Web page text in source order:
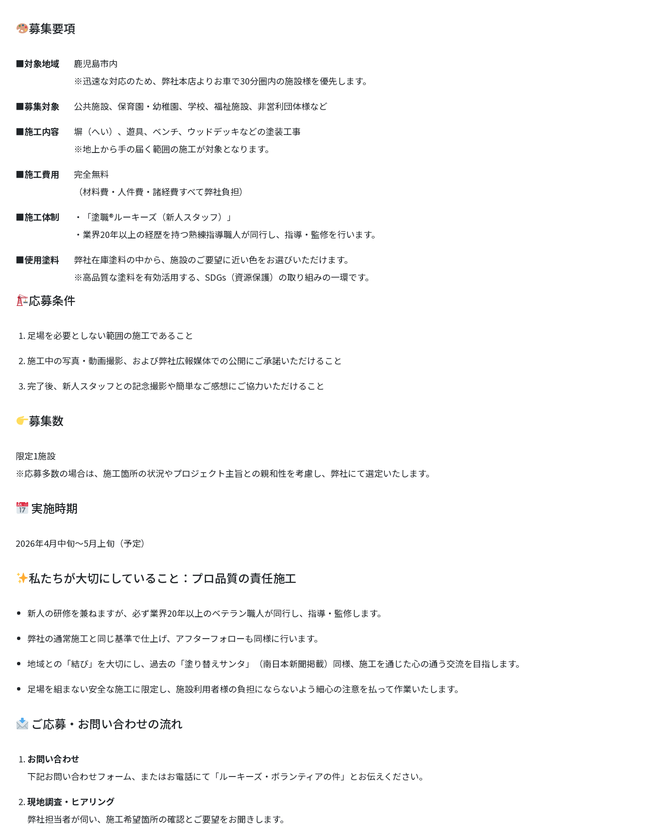
募集要項
■対象地域
鹿児島市内
※迅速な対応のため、弊社本店よりお車で30分圏内の施設様を優先します。
■募集対象
公共施設、保育園・幼稚園、学校、福祉施設、非営利団体様など
■施工内容
塀（へい）、遊具、ベンチ、ウッドデッキなどの塗装工事
※地上から手の届く範囲の施工が対象となります。
■施工費用
完全無料
（材料費・人件費・諸経費すべて弊社負担）
■施工体制
・「塗職®ルーキーズ（新人スタッフ）」
・業界20年以上の経歴を持つ熟練指導職人が同行し、指導・監修を行います。
■使用塗料
弊社在庫塗料の中から、施設のご要望に近い色をお選びいただけます。
※高品質な塗料を有効活用する、SDGs（資源保護）の取り組みの一環です。
応募条件
足場を必要としない範囲の施工であること
施工中の写真・動画撮影、および弊社広報媒体での公開にご承諾いただけること
完了後、新人スタッフとの記念撮影や簡単なご感想にご協力いただけること
募集数
限定1施設
※応募多数の場合は、施工箇所の状況やプロジェクト主旨との親和性を考慮し、弊社にて選定いたします。
実施時期
2026年4月中旬〜5月上旬（予定）
私たちが大切にしていること：プロ品質の責任施工
新人の研修を兼ねますが、必ず業界20年以上のベテラン職人が同行し、指導・監修します。
弊社の通常施工と同じ基準で仕上げ、アフターフォローも同様に行います。
地域との「結び」を大切にし、過去の「塗り替えサンタ」（南日本新聞掲載）同様、施工を通じた心の通う交流を目指します。
足場を組まない安全な施工に限定し、施設利用者様の負担にならないよう細心の注意を払って作業いたします。
ご応募・お問い合わせの流れ
お問い合わせ
下記お問い合わせフォーム、またはお電話にて「ルーキーズ・ボランティアの件」とお伝えください。
現地調査・ヒアリング
弊社担当者が伺い、施工希望箇所の確認とご要望をお聞きします。